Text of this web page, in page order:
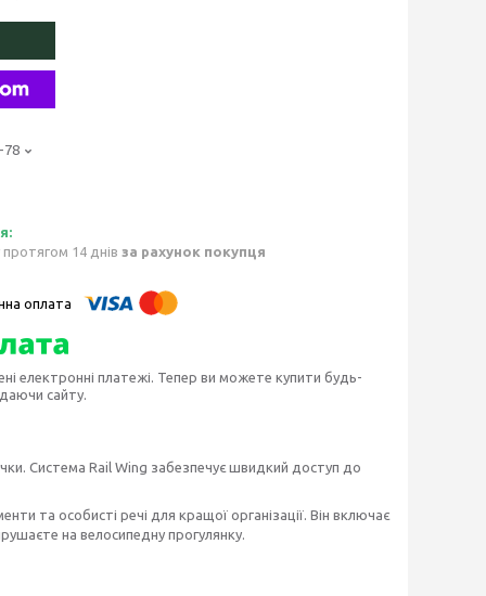
78
14 днів за рахунок покупця
електронні платежі. Тепер ви можете купити будь-
сайту.
Система Rail Wing забезпечує швидкий доступ до
та особисті речі для кращої організації. Він включає
на велосипедну прогулянку.